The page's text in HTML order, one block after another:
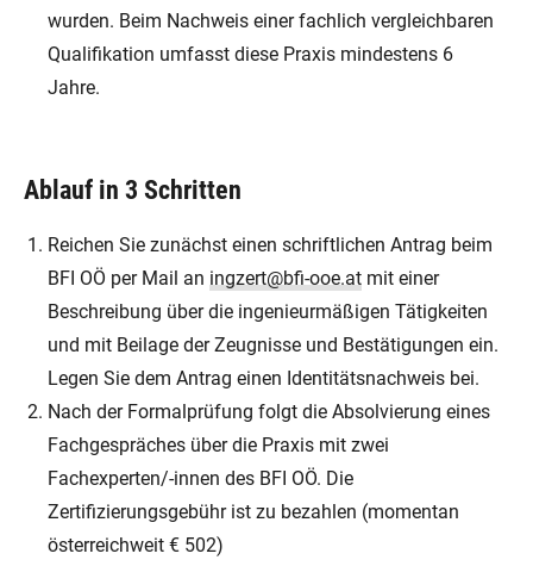
wurden. Beim Nachweis einer fachlich vergleichbaren
Qualifikation umfasst diese Praxis mindestens 6
Jahre.
Ablauf in 3 Schritten
Reichen Sie zunächst einen schriftlichen Antrag beim
BFI OÖ per Mail an ingzert@bfi-ooe.at mit einer
Beschreibung über die ingenieurmäßigen Tätigkeiten
und mit Beilage der Zeugnisse und Bestätigungen ein.
Legen Sie dem Antrag einen Identitätsnachweis bei.
Nach der Formalprüfung folgt die Absolvierung eines
Fachgespräches über die Praxis mit zwei
Fachexperten/-innen des BFI OÖ. Die
Zertifizierungsgebühr ist zu bezahlen (momentan
österreichweit € 502)